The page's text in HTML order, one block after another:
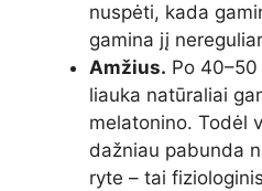
nuspėti, kada
gamina jį
Amžius. Po
liauka natūraliai
melatonino. Todėl
dažniau pabunda
ryte – tai